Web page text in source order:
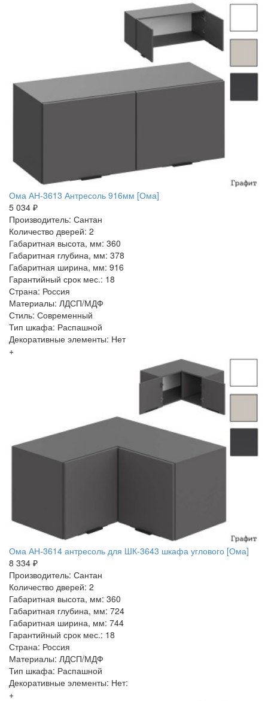
Ома АН-3613 Антресоль 916мм [Ома]
5 034 ₽
Производитель: Сантан
Количество дверей: 2
Габаритная высота, мм: 360
Габаритная глубина, мм: 378
Габаритная ширина, мм: 916
Гарантийный срок мес.: 18
Страна: Россия
Материалы: ЛДСП/МДФ
Стиль: Современный
Тип шкафа: Распашной
Декоративные элементы: Нет
+
Ома АН-3614 антресоль для ШК-3643 шкафа углового [Ома]
8 334 ₽
Производитель: Сантан
Количество дверей: 2
Габаритная высота, мм: 360
Габаритная глубина, мм: 724
Габаритная ширина, мм: 744
Гарантийный срок мес.: 18
Страна: Россия
Материалы: ЛДСП/МДФ
Тип шкафа: Распашной
Декоративные элементы: Нет:
+